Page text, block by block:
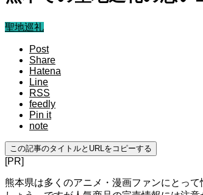
聖地巡礼
Post
Share
Hatena
Line
RSS
feedly
Pin it
note
この記事のタイトルとURLをコピーする
[PR]
熊本県は多くのアニメ・漫画ファンにとっ